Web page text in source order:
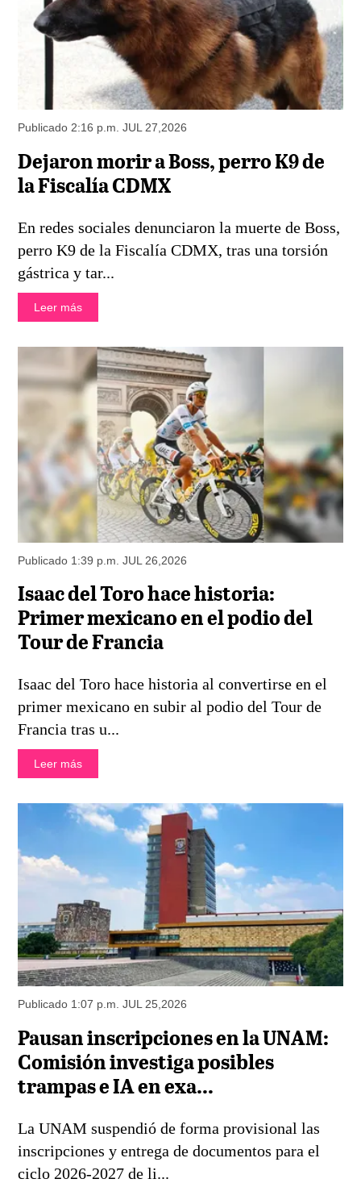
Publicado 2:16 p.m. JUL 27,2026
Dejaron morir a Boss, perro K9 de
la Fiscalía CDMX
En redes sociales denunciaron la muerte de Boss,
perro K9 de la Fiscalía CDMX, tras una torsión
gástrica y tar...
Leer más
Publicado 1:39 p.m. JUL 26,2026
Isaac del Toro hace historia:
Primer mexicano en el podio del
Tour de Francia
Isaac del Toro hace historia al convertirse en el
primer mexicano en subir al podio del Tour de
Francia tras u...
Leer más
Publicado 1:07 p.m. JUL 25,2026
Pausan inscripciones en la UNAM:
Comisión investiga posibles
trampas e IA en exa...
La UNAM suspendió de forma provisional las
inscripciones y entrega de documentos para el
ciclo 2026-2027 de li...